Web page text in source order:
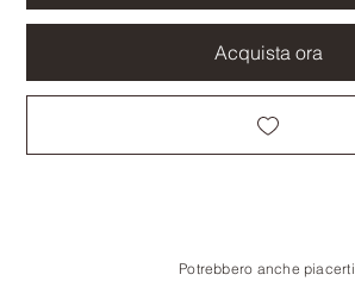
Acquista ora
Potrebbero anche piacerti